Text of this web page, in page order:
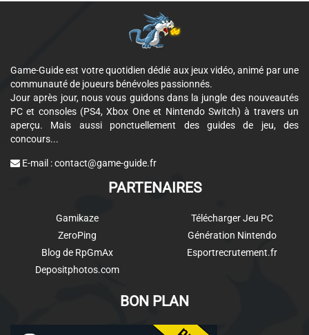
Game-Guide est votre quotidien dédié aux jeux vidéo, animé par une
communauté de joueurs bénévoles passionnés.
Jour après jour, nous vous guidons dans la jungle des nouveautés
PC et consoles (PS4, Xbox One et Nintendo Switch) à travers un
aperçu. Mais aussi ponctuellement des guides de jeu, des
concours...
E-mail :contact@game-guide.fr
PARTENAIRES
Gamikaze
ZeroPing
Blog de RpGmAx
Depositphotos.com
Télécharger Jeu PC
Génération Nintendo
Esportrecrutement.fr
BON PLAN